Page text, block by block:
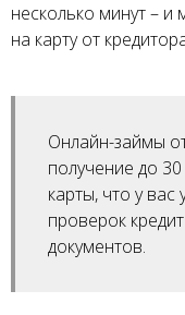
несколько минут –
на карту от
Онлайн-займы
получение до
карты, что у
проверок
документов.